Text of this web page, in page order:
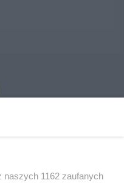
Serwis Informacyjny Miasta
naszych 1162 zaufanych